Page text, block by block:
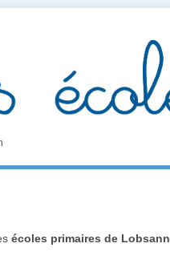
écoles primaires de Lobsann